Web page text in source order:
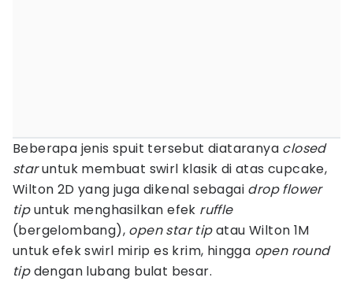
Beberapa jenis spuit tersebut diataranya closed
staruntuk membuat swirl klasik di atas cupcake,
Wilton 2D yang juga dikenal sebagai drop flower
tipuntuk menghasilkan efek ruffle
(bergelombang), open star tipatau Wilton 1M
untuk efek swirl mirip es krim, hingga open round
tipdengan lubang bulat besar.